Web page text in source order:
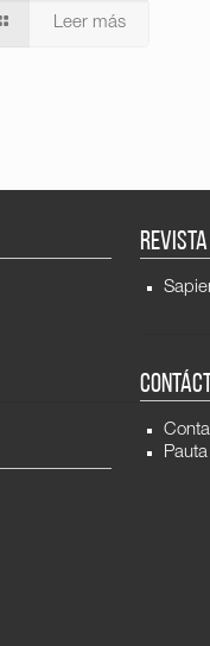
Leer más
REVISTA